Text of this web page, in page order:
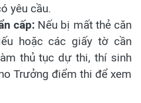
yêu cầu.
cấp: Nếu bị mất thẻ căn
hoặc các giấy tờ cần
thủ tục dự thi, thí sinh
Trưởng điểm thi để xem